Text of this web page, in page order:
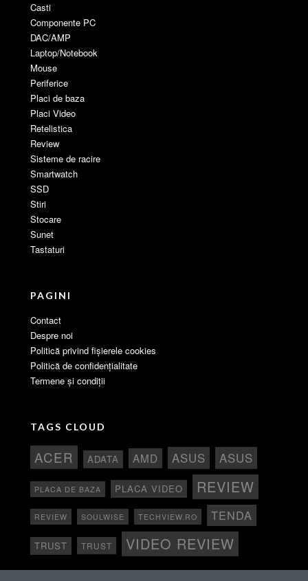
Casti
Componente PC
DAC/AMP
Laptop/Notebook
Mouse
Periferice
Placi de baza
Placi Video
Retelistica
Review
Sisteme de racire
Smartwatch
SSD
Stiri
Stocare
Sunet
Tastaturi
PAGINI
Contact
Despre noi
Politică privind fișierele cookies
Politică de confidențialitate
Termene și condiții
TAGS CLOUD
ACER ADATA AMD ASUS ASUS
PLACA DE BAZA PLACA VIDEO REVIEW
REVIEW SOULWISE TECHVIEW.RO TENDA
TRUST TRUST VIDEO REVIEW